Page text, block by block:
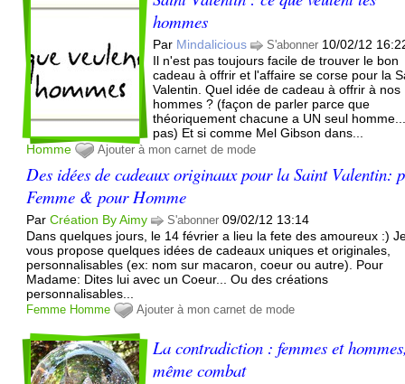
hommes
Par Mindalicious S'abonner 10/02/12
Il n'est pas toujours facile de trouver le bon
cadeau à offrir et l'affaire se corse pour la
Valentin. Quel idée de cadeau à offrir à nos
hommes ? (façon de parler parce que
théoriquement chacune a UN seul
pas) Et si comme Mel Gibson dans...
Homme
Ajouter à mon carnet de mode
Des idées de cadeaux originaux pour la Saint Valentin:
Femme & pour Homme
ParCréation By Aimy S'abonner 09/02/12 13:14
Dans quelques jours, le 14 février a lieu la fete des amoureux :)
vous propose quelques idées de cadeaux uniques et originales,
personnalisables (ex: nom sur macaron, coeur ou autre). Pour
Madame: Dites lui avec un Coeur... Ou des créations
personnalisables...
Femme Homme Ajouter à mon carnet de mode
La contradiction : femmes et
même combat